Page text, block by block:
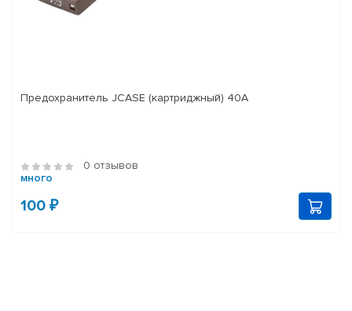
Предохранитель JCASE (картриджный) 40A
0 отзывов
много
100 ₽